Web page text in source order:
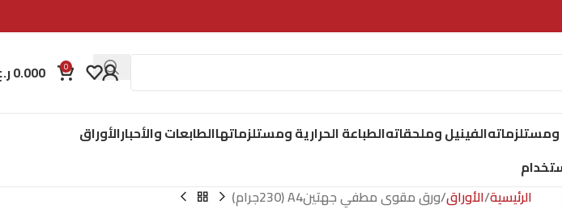
0
0.000
ومستلزماتهالفينيل وملحقاتهالطباعة الحرارية ومستلزماتهاالطابعات والأحبارالأوراق
الرئيسية الأوراق ورق مقوى مطفي جهتينA4 (230جرام)